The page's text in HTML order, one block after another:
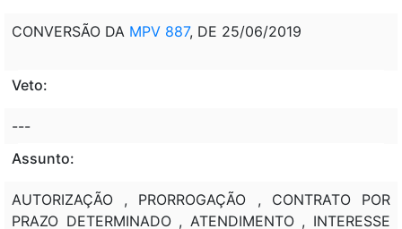
CONVERSÃO DA MPV 887, DE 25/06/2019
Veto:
---
Assunto:
AUTORIZAÇÃO , PRORROGAÇÃO , CONTRATO POR
PRAZO DETERMINADO , ATENDIMENTO , INTERESSE